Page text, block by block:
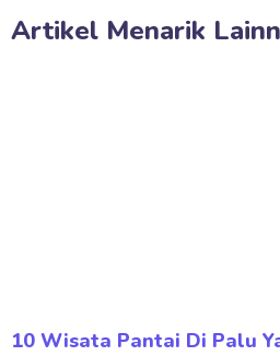
Artikel Menarik
10 Wisata Pantai Di Palu